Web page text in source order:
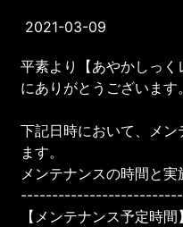
2021-03-09
平素より【あやかしっ
にありがとうございます。
下記日時において、メ
ます。
メンテナンスの時間と実
【メンテナンス予定時間】